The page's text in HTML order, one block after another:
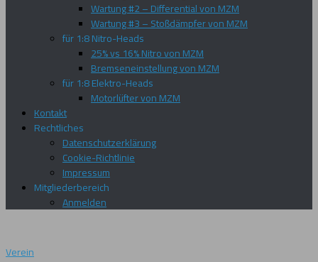
Wartung #2 – Differential von MZM
Wartung #3 – Stoßdämpfer von MZM
für 1:8 Nitro-Heads
25% vs 16% Nitro von MZM
Bremseneinstellung von MZM
für 1:8 Elektro-Heads
Motorlüfter von MZM
Kontakt
Rechtliches
Datenschutzerklärung
Cookie-Richtlinie
Impressum
Mitgliederbereich
Anmelden
Verein